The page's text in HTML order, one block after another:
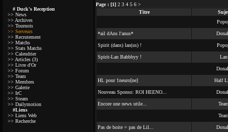
# Duck's Reception
>> News
>> Archives
>> Tournois
>> Serveurs
>> Recrutement
>> Matchs
>> Stats Matchs
>> Calendrier
>> Articles (3)
>> Livre d'Or
>> Forum
>> Team
>> Membres
>> Galerie
>> IrC
>> Steam
>> Dailymotion
#Liens
>> Liens Web
>> Recherche
Page : [1] 2 3 4 5 6 >
Titre
*ail dAns l'anus*
Spirit (dans) lan(us) !
Spirit-Lan Babbbyy ! Lan
HL pour 1neuro[ne] Half
Nouveau Sponso: ROI HEENO...
Encore une news utile...
Pas de boite = pas de Lil...